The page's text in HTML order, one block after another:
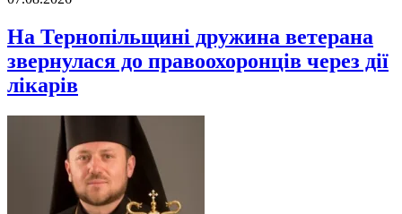
На Тернопільщині дружина ветерана
звернулася до правоохоронців через дії
лікарів